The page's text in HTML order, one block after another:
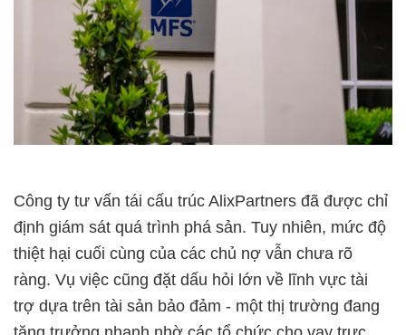
Công ty tư vấn tái cấu trúc AlixPartners đã được chỉ
định giám sát quá trình phá sản. Tuy nhiên, mức độ
thiệt hại cuối cùng của các chủ nợ vẫn chưa rõ
ràng. Vụ việc cũng đặt dấu hỏi lớn về lĩnh vực tài
trợ dựa trên tài sản bảo đảm - một thị trường đang